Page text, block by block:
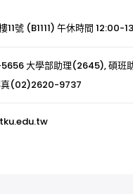
11號 (B1111) 午休時間 12:00-
大學部助理(2645), 碩班
(02)2620-9737